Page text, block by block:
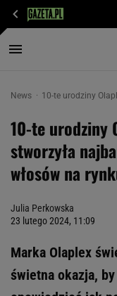
News 10-te urodziny
10-te urodziny
stworzyła
włosów na
Julia Perkowska
23 lutego 2024, 11:09
Marka Olaplex
świetna okazja,